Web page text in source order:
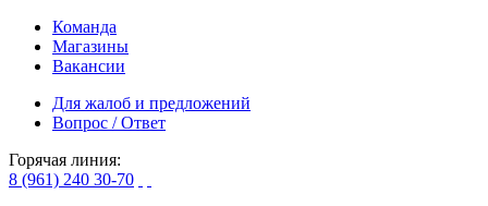
Команда
Магазины
Вакансии
Для жалоб и предложений
Вопрос / Ответ
Горячая линия:
8 (961) 240 30-70